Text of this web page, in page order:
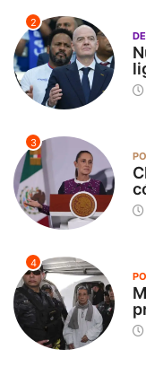
2
3
4